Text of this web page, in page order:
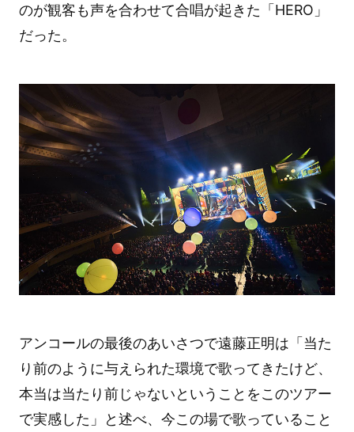
のが観客も声を合わせて合唱が起きた「HERO」
だった。
アンコールの最後のあいさつで遠藤正明は「当た
り前のように与えられた環境で歌ってきたけど、
本当は当たり前じゃないということをこのツアー
で実感した」と述べ、今この場で歌っていること